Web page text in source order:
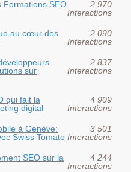
Formations SEO
2 970
Interactions
au cœur des
2 090
Interactions
sur
2 837
Interactions
qui fait la
digital
4 909
Interactions
à Genève:
Swiss Tomato
3 501
Interactions
SEO sur la
4 244
Interactions